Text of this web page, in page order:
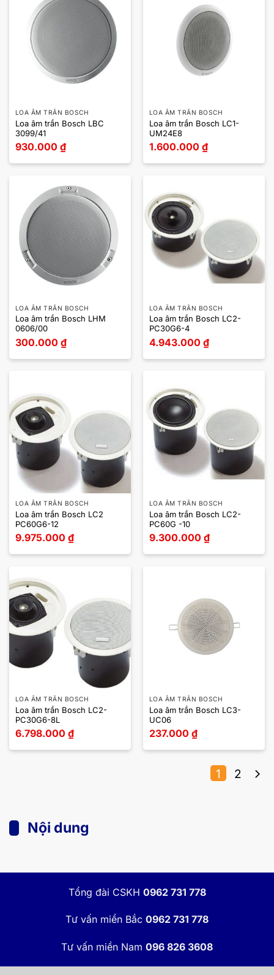
LOA ÂM TRẦN BOSCH
Loa âm trần Bosch LBC
3099/41
930.000 ₫
LOA ÂM TRẦN BOSCH
Loa âm trần Bosch LC1-
UM24E8
1.600.000 ₫
LOA ÂM TRẦN BOSCH
Loa âm trần Bosch LHM
0606/00
300.000 ₫
LOA ÂM TRẦN BOSCH
Loa âm trần Bosch LC2-
PC30G6-4
4.943.000 ₫
LOA ÂM TRẦN BOSCH
Loa âm trần Bosch LC2
PC60G6-12
9.975.000 ₫
LOA ÂM TRẦN BOSCH
Loa âm trần Bosch LC2-
PC60G -10
9.300.000 ₫
LOA ÂM TRẦN BOSCH
Loa âm trần Bosch LC2-
PC30G6-8L
6.798.000 ₫
LOA ÂM TRẦN BOSCH
Loa âm trần Bosch LC3-
UC06
237.000 ₫
1 2
Nội dung
Tổng đài CSKH 0962 731 778
Tư vấn miền Bắc 0962 731 778
Tư vấn miền Nam 096 826 3608